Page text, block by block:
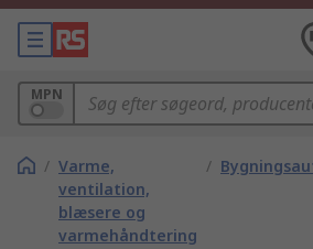
MPN
/ Varme,
ventilation,
blæsere og
varmehåndtering
/